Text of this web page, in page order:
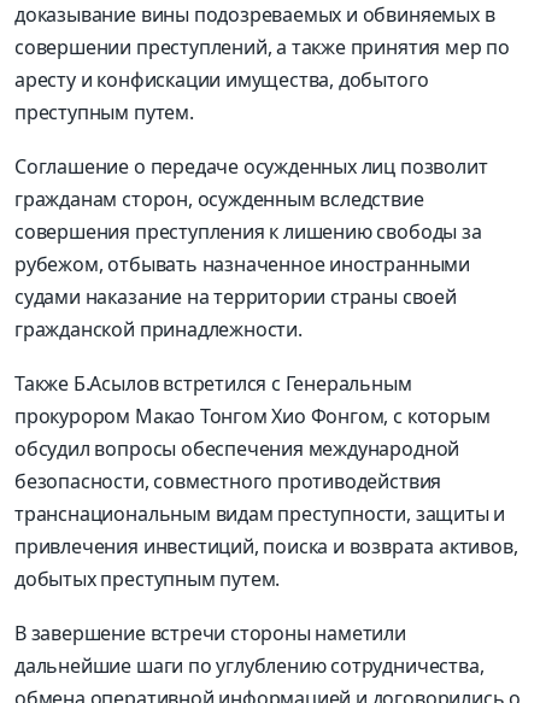
доказывание вины подозреваемых и обвиняемых в
совершении преступлений, а также принятия мер по
аресту и конфискации имущества, добытого
преступным путем.
Соглашение о передаче осужденных лиц позволит
гражданам сторон, осужденным вследствие
совершения преступления к лишению свободы за
рубежом, отбывать назначенное иностранными
судами наказание на территории страны своей
гражданской принадлежности.
Также Б.Асылов встретился с Генеральным
прокурором Макао Тонгом Хио Фонгом, с которым
обсудил вопросы обеспечения международной
безопасности, совместного противодействия
транснациональным видам преступности, защиты и
привлечения инвестиций, поиска и возврата активов,
добытых преступным путем.
В завершение встречи стороны наметили
дальнейшие шаги по углублению сотрудничества,